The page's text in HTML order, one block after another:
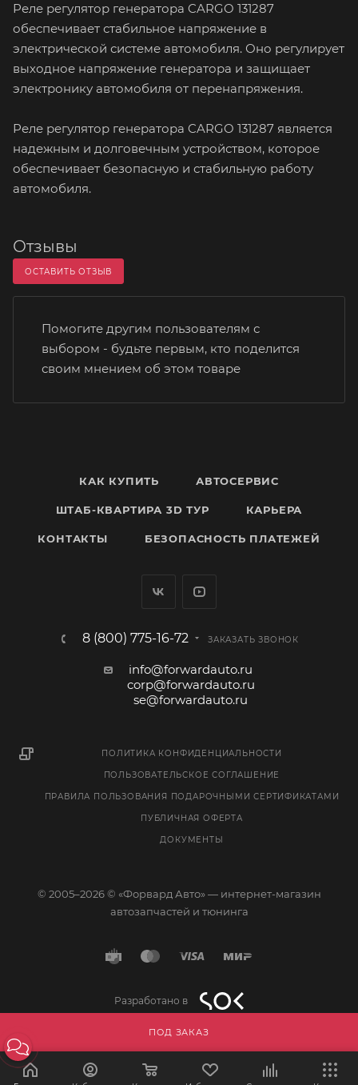
ПОД ЗАКАЗ
Реле регулятор генератора CARGO 131287
обеспечивает стабильное напряжение в
электрической системе автомобиля. Оно регулирует
выходное напряжение генератора и защищает
электронику автомобиля от перенапряжения.
Реле регулятор генератора CARGO 131287 является
надежным и долговечным устройством, которое
обеспечивает безопасную и стабильную работу
автомобиля.
Отзывы
ОСТАВИТЬ ОТЗЫВ
Помогите другим пользователям с
выбором - будьте первым, кто поделится
своим мнением об этом товаре
КАК КУПИТЬ АВТОСЕРВИС
ШТАБ-КВАРТИРА 3D ТУР КАРЬЕРА
КОНТАКТЫ БЕЗОПАСНОСТЬ ПЛАТЕЖЕЙ
8 (800) 775-16-72 ЗАКАЗАТЬ ЗВОНОК
info@forwardauto.ru
corp@forwardauto.ru
se@forwardauto.ru
ПОЛИТИКА КОНФИДЕНЦИАЛЬНОСТИ
ПОЛЬЗОВАТЕЛЬСКОЕ СОГЛАШЕНИЕ
ПРАВИЛА ПОЛЬЗОВАНИЯ ПОДАРОЧНЫМИ СЕРТИФИКАТАМИ
ПУБЛИЧНАЯ ОФЕРТА
ДОКУМЕНТЫ
© 2005–2026 © «Форвард Авто» — интернет-магазин
автозапчастей и тюнинга
Разработано в